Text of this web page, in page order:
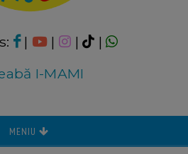
| | |
|
I-MAMI
MENIU